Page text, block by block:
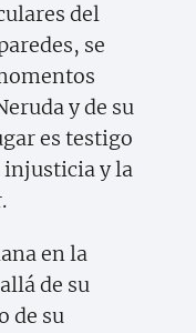
del
se
y de su
es testigo
injusticia y la
en la
de su
de su